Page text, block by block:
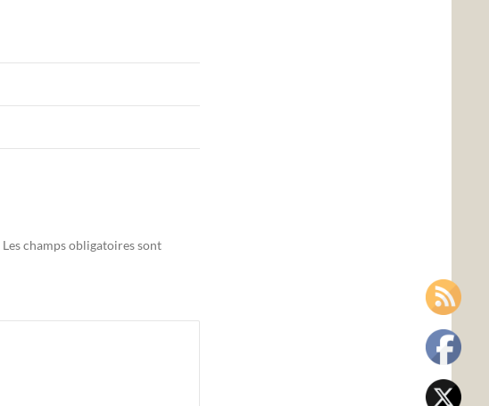
Les champs obligatoires sont